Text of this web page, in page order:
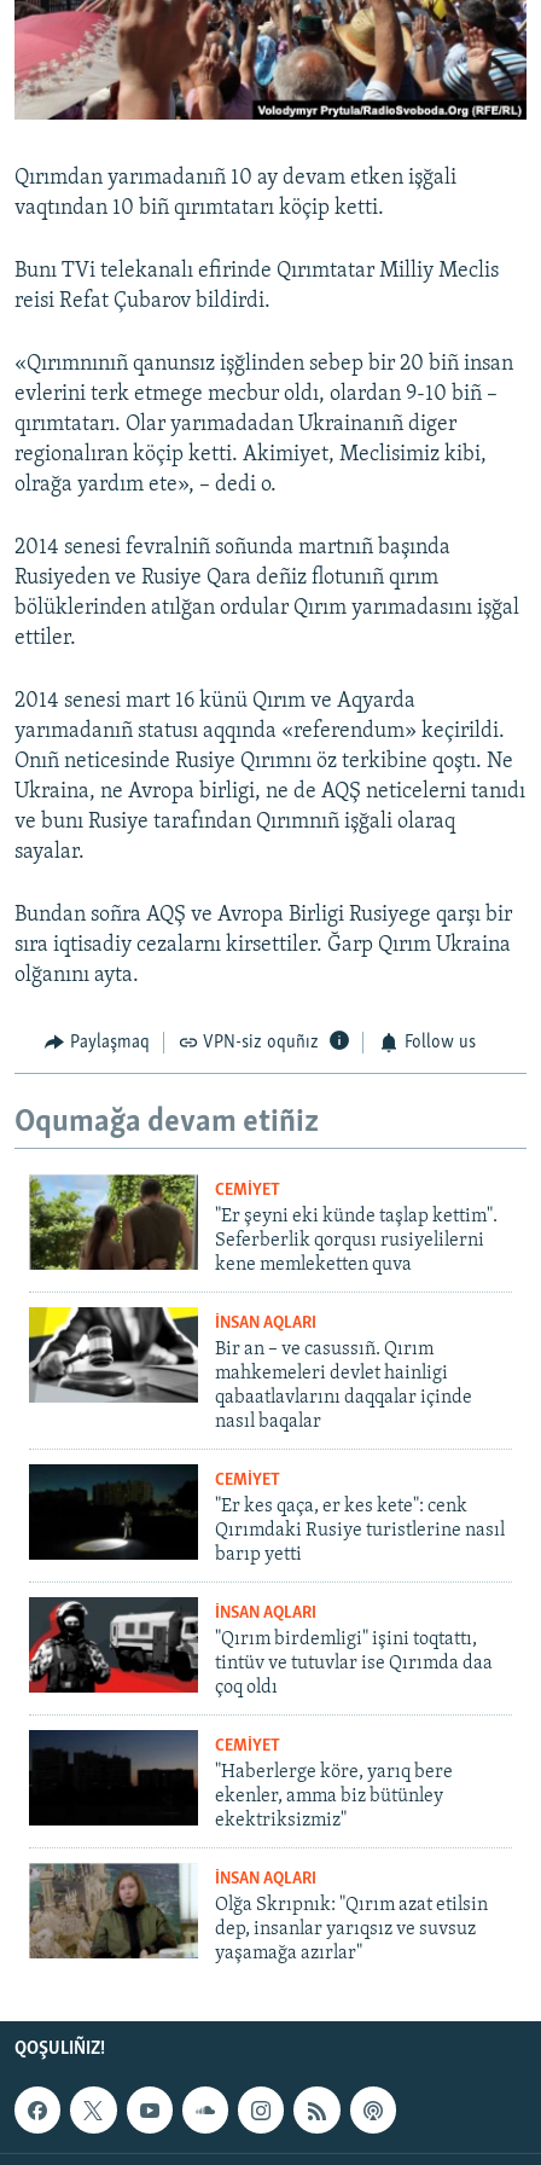
Русский
Українською
RFE/RS bütün saytları
Qırımdan yarımadanıñ 10 ay devam etken işğali
vaqtından 10 biñ qırımtatarı köçip ketti.
Bunı TVi telekanalı efirinde Qırımtatar Milliy Meclis
reisi Refat Çubarov bildirdi.
«Qırımnınıñ qanunsız işğlinden sebep bir 20 biñ insan
evlerini terk etmege mecbur oldı, olardan 9-10 biñ –
qırımtatarı. Olar yarımadadan Ukrainanıñ diger
regionalıran köçip ketti. Akimiyet, Meclisimiz kibi,
olrağa yardım ete», – dedi o.
2014 senesi fevralniñ soñunda martnıñ başında
Rusiyeden ve Rusiye Qara deñiz flotunıñ qırım
bölüklerinden atılğan ordular Qırım yarımadasını işğal
ettiler.
2014 senesi mart 16 künü Qırım ve Aqyarda
yarımadanıñ statusı aqqında «referendum» keçirildi.
Onıñ neticesinde Rusiye Qırımnı öz terkibine qoştı. Ne
Ukraina, ne Avropa birligi, ne de AQŞ neticelerni tanıdı
ve bunı Rusiye tarafından Qırımnıñ işğali olaraq
sayalar.
Bundan soñra AQŞ ve Avropa Birligi Rusiyege qarşı bir
sıra iqtisadiy cezalarnı kirsettiler. Ğarp Qırım Ukraina
olğanını ayta.
Paylaşmaq VPN-siz oquñız Follow us
Oqumağa devam etiñiz
CEMİYET
"Er şeyni eki künde taşlap kettim".
Seferberlik qorqusı rusiyelilerni
kene memleketten quva
İNSAN AQLARI
Bir an – ve casussıñ. Qırım
mahkemeleri devlet hainligi
qabaatlavlarını daqqalar içinde
nasıl baqalar
CEMİYET
"Er kes qaça, er kes kete": cenk
Qırımdaki Rusiye turistlerine nasıl
barıp yetti
İNSAN AQLARI
"Qırım birdemligi" işini toqtattı,
tintüv ve tutuvlar ise Qırımda daa
çoq oldı
CEMİYET
"Haberlerge köre, yarıq bere
ekenler, amma biz bütünley
ekektriksizmiz"
İNSAN AQLARI
Olğa Skrıpnık: "Qırım azat etilsin
dep, insanlar yarıqsız ve suvsuz
yaşamağa azırlar"
QOŞULIÑIZ!